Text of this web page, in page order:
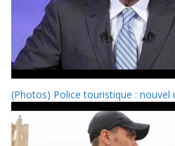
(Photos) Police touristique :